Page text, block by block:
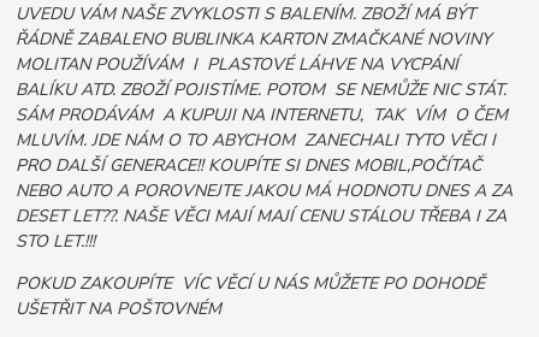
UVEDU VÁM NAŠE ZVYKLOSTI S BALENÍM. ZBOŽÍ MÁ BÝT
ŘÁDNĚ ZABALENO BUBLINKA KARTON ZMAČKANÉ NOVINY
MOLITAN POUŽÍVÁM I PLASTOVÉ LÁHVE NA VYCPÁNÍ
BALÍKU ATD. ZBOŽÍ POJISTÍME. POTOM SE NEMŮŽE NIC STÁT.
SÁM PRODÁVÁM A KUPUJI NA INTERNETU, TAK VÍM O ČEM
MLUVÍM. JDE NÁM O TO ABYCHOM ZANECHALI TYTO VĚCI I
PRO DALŠÍ GENERACE!! KOUPÍTE SI DNES MOBIL,POČÍTAČ
NEBO AUTO A POROVNEJTE JAKOU MÁ HODNOTU DNES A ZA
DESET LET??. NAŠE VĚCI MAJÍ MAJÍ CENU STÁLOU TŘEBA I ZA
STO LET.!!!
POKUD ZAKOUPÍTE VÍC VĚCÍ U NÁS MŮŽETE PO DOHODĚ
UŠETŘIT NA POŠTOVNÉM